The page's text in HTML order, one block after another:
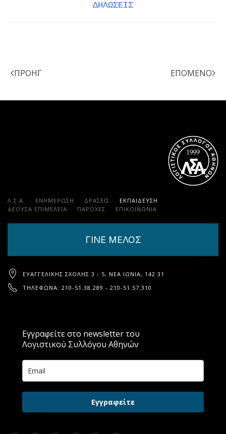
ΔΗΛΩΣΕΙΣ
ΠΡΟΗΓ ΕΠΌΜΕΝΟ
Λ.Σ.Α. ΕΝΗΜΕΡΩΣΗ ΔΡΑΣΕΙΣ
ΕΚΠΑΊΔΕΥΣΗ
ΔΕΟΥΣΑ ΕΠΙΜΕΛΕΙΑ
ΠΑΡΟΧΈΣ ΕΠΙΚΟΙΝΩΝΊΑ
ΓΙΝΕ ΜΕΛΟΣ
ΕΥΑΓΓΕΛΙΚΉΣ ΣΧΟΛΉΣ 3 - 5, ΝΈΑ ΙΩΝΊΑ, 142 31
ΤΗΛΈΦΩΝΑ: 210-51.38.289 - 210-51.57.310
Εγγραφείτε στο newsletter του
Λογιστικού Συλλόγου Αθηνών
Εγγραφείτε